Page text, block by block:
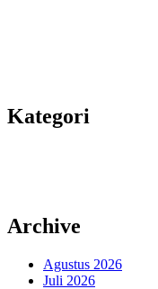
Kategori
Archive
Agustus 2026
Juli 2026